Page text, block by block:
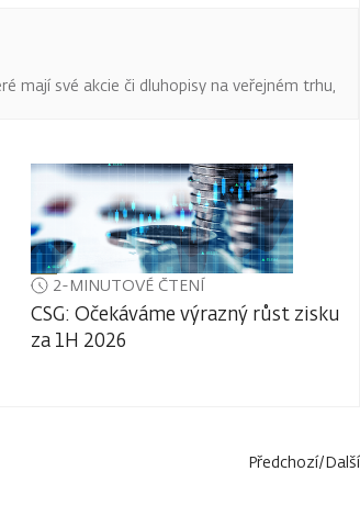
mají své akcie či dluhopisy na veřejném trhu,
2-MINUTOVÉ ČTENÍ
CSG: Očekáváme výrazný růst zisku
za 1H 2026
Předchozí/Další